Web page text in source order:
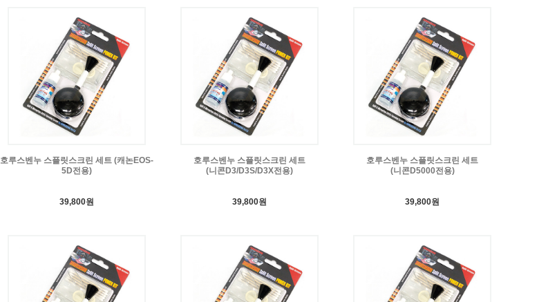
호루스벤누 스플릿스크린 세트 (캐논EOS-
5D전용)
39,800원
호루스벤누 스플릿스크린 세트
(니콘D3/D3S/D3X전용)
39,800원
호루스벤누 스플릿스크린 세트
(니콘D5000전용)
39,800원